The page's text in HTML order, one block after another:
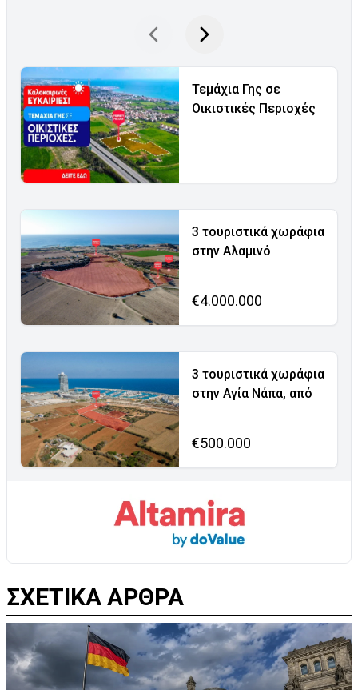
Τεμάχια Γης σε
Οικιστικές Περιοχές
3 τουριστικά χωράφια
στην Αλαμινό
€4.000.000
3 τουριστικά χωράφια
στην Αγία Νάπα, από
€500.000
ΣΧΕΤΙΚΑ ΑΡΘΡΑ